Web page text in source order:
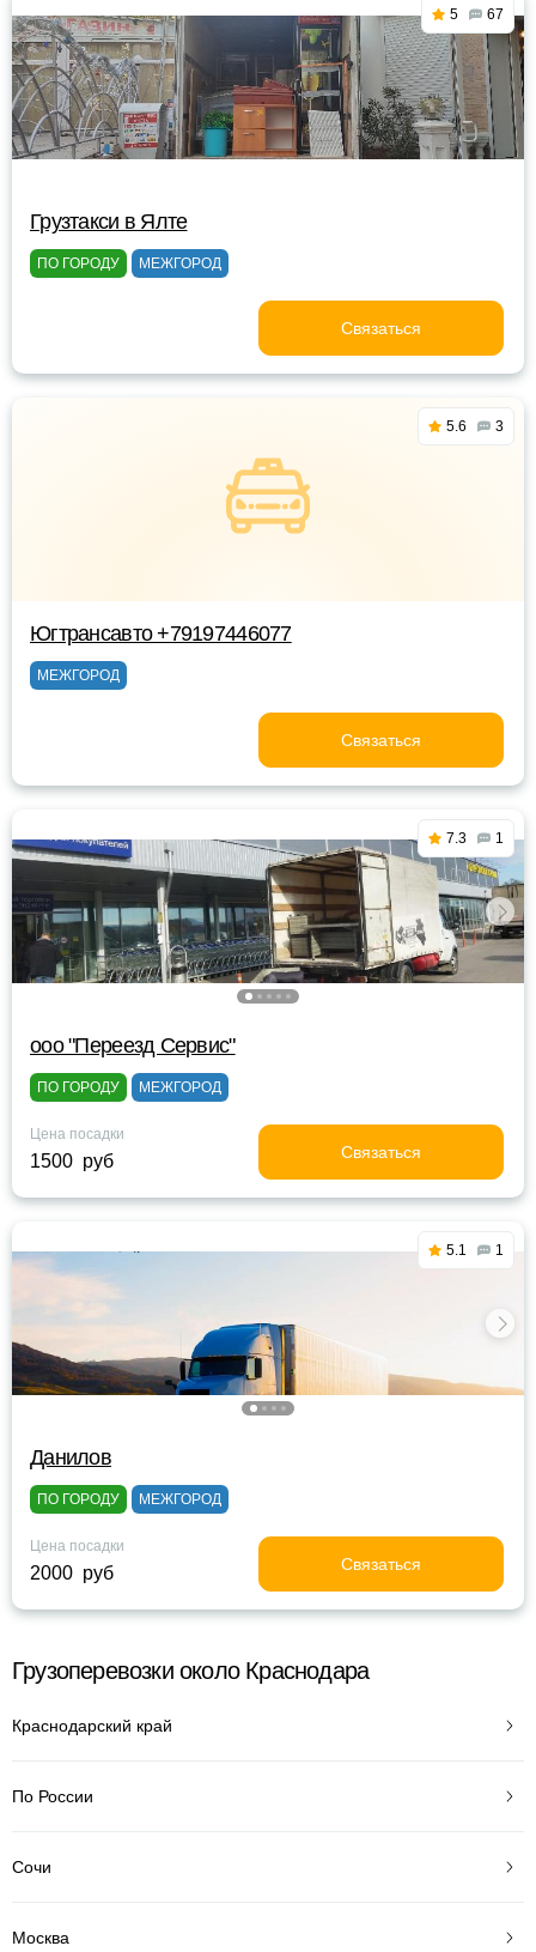
5 67
Грузтакси в Ялте
ПО ГОРОДУ МЕЖГОРОД
Связаться
5.6 3
Югтрансавто +79197446077
МЕЖГОРОД
Связаться
7.3 1
ооо "Переезд Сервис"
ПО ГОРОДУ МЕЖГОРОД
Цена посадки
1500 руб Связаться
5.1 1
Данилов
ПО ГОРОДУ МЕЖГОРОД
Цена посадки
2000 руб Связаться
Грузоперевозки около Краснодара
Краснодарский край
По России
Сочи
Москва